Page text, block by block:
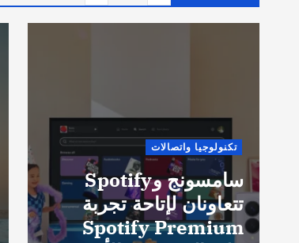
تكنولوجيا واتصالات
سامسونج وSpotify
تتعاونان لإتاحة تجربة
Spotify Premium